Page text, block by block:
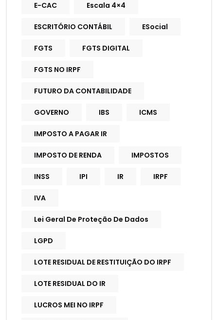
E-CAC Escala 4×4
ESCRITÓRIO CONTÁBIL ESocial
FGTS FGTS DIGITAL
FGTS NO IRPF
FUTURO DA CONTABILIDADE
GOVERNO IBS ICMS
IMPOSTO A PAGAR IR
IMPOSTO DE RENDA IMPOSTOS
INSS IPI IR IRPF
IVA
Lei Geral De Proteção De Dados
LGPD
LOTE RESIDUAL DE RESTITUIÇÃO DO IRPF
LOTE RESIDUAL DO IR
LUCROS MEI NO IRPF